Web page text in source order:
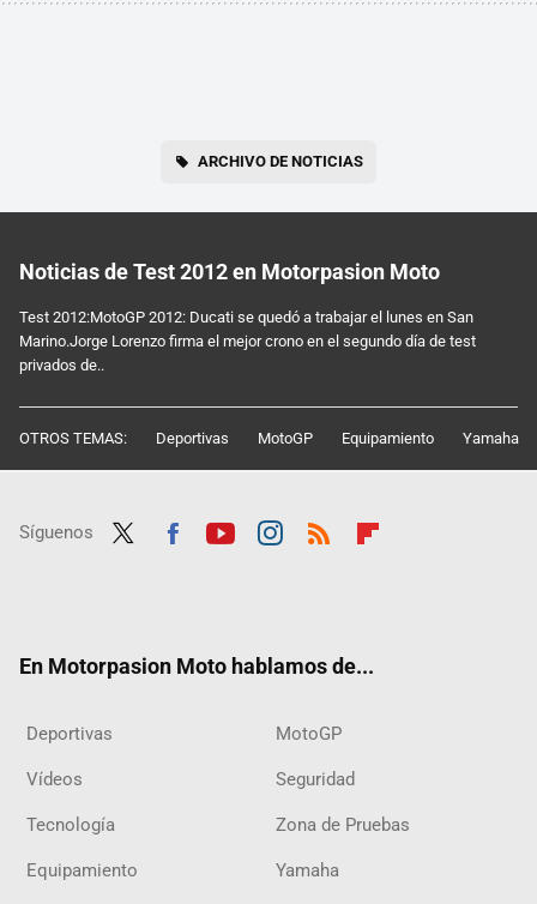
ARCHIVO DE NOTICIAS
Noticias de Test 2012 en Motorpasion Moto
Test 2012:MotoGP 2012: Ducati se quedó a trabajar el lunes en San
Marino.Jorge Lorenzo firma el mejor crono en el segundo día de test
privados de..
OTROS TEMAS: Deportivas MotoGP Equipamiento Yamaha
Síguenos
En Motorpasion Moto hablamos de...
Deportivas MotoGP
Vídeos Seguridad
Tecnología Zona de Pruebas
Equipamiento Yamaha